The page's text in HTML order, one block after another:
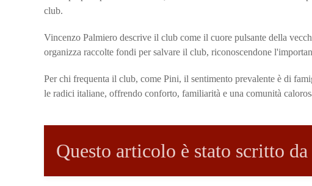
club.
Vincenzo Palmiero descrive il club come il cuore pulsante della
organizza raccolte fondi per salvare il club, riconoscendone
Per chi frequenta il club, come Pini, il sentimento prevalente è di
le radici italiane, offrendo conforto, familiarità e una comunità
Questo articolo è stato scritto